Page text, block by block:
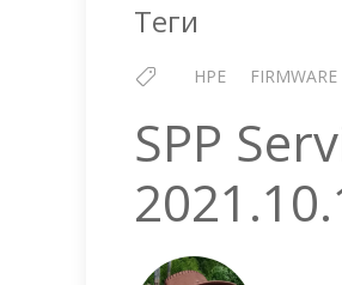
Теги
HPE FIRMWARE
SPP